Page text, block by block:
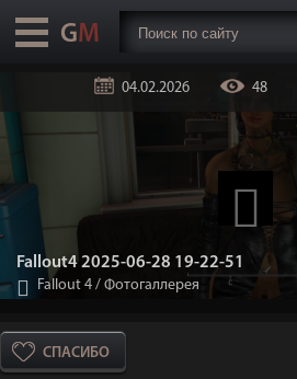
04.02.2026 48
Fallout4 2025-06-28 19-22-51
Fallout 4 / Фотогаллерея
СПАСИБО